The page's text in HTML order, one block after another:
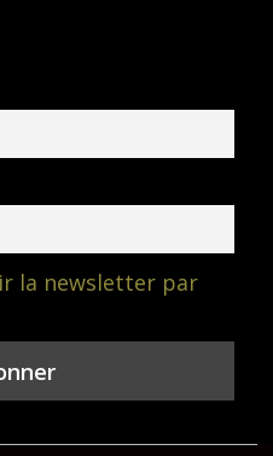
la newsletter par